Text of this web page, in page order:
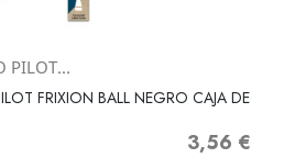
PILOT...
FRIXION BALL NEGRO CAJA DE
Precio
3,56 €